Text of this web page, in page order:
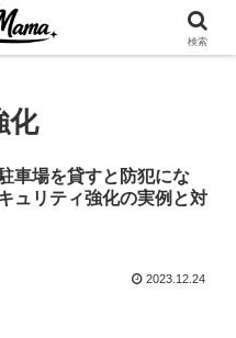
貸してゆとりget🍵
化
車場を貸すと防犯にな
ュリティ強化の実例と対
2023.12.24
検索